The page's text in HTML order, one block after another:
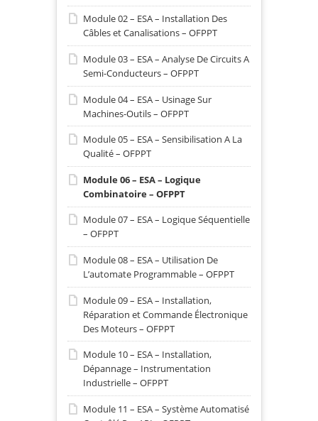
Module 02 – ESA – Installation Des
Câbles et Canalisations – OFPPT
Module 03 – ESA – Analyse De Circuits A
Semi-Conducteurs – OFPPT
Module 04 – ESA – Usinage Sur
Machines-Outils – OFPPT
Module 05 – ESA – Sensibilisation A La
Qualité – OFPPT
Module 06 – ESA – Logique
Combinatoire – OFPPT
Module 07 – ESA – Logique Séquentielle
– OFPPT
Module 08 – ESA – Utilisation De
L’automate Programmable – OFPPT
Module 09 – ESA – Installation,
Réparation et Commande Électronique
Des Moteurs – OFPPT
Module 10 – ESA – Installation,
Dépannage – Instrumentation
Industrielle – OFPPT
Module 11 – ESA – Système Automatisé